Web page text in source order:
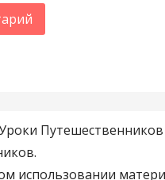
использовании